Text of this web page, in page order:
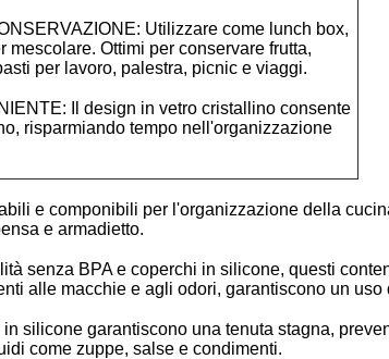
Utilizzare come lunch box,
Ottimi per conservare frutta,
per lavoro, palestra, picnic e viaggi.
Il design in vetro cristallino consente
risparmiando tempo nell'organizzazione
e componibili per l'organizzazione della
e armadietto.
senza BPA e coperchi in silicone, questi
alle macchie e agli odori, garantiscono un uso
silicone garantiscono una tenuta stagna,
come zuppe, salse e condimenti.